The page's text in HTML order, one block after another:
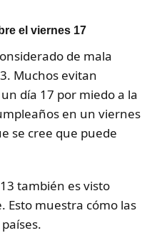
el viernes 17
de mala
Muchos evitan
día 17 por miedo a la
en un viernes
se cree que puede
también es visto
Esto muestra cómo las